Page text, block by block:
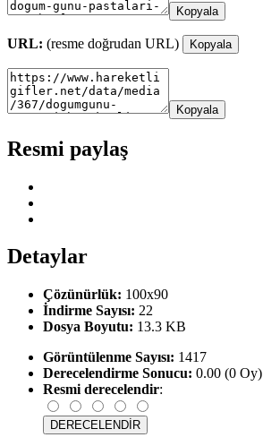
Kopyala
URL: (resme doğrudan URL) Kopyala
Kopyala
Resmi paylaş
Detaylar
Çözünürlük: 100x90
İndirme Sayısı: 22
Dosya Boyutu: 13.3 KB
Görüntülenme Sayısı: 1417
Derecelendirme Sonucu: 0.00 (0 Oy)
Resmi derecelendir: